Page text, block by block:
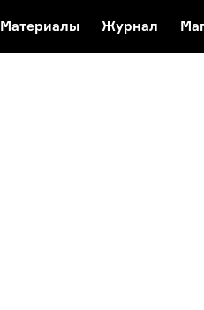
Материалы Журнал